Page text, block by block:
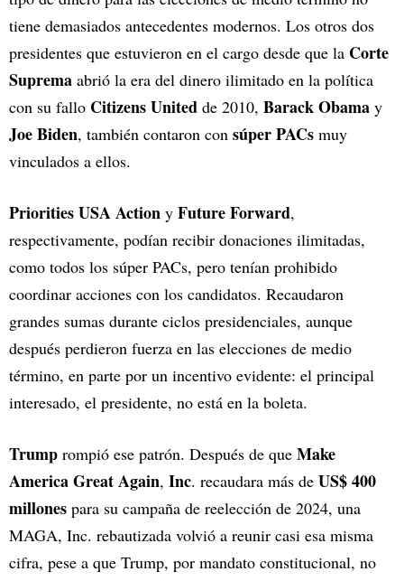
tiene demasiados antecedentes modernos. Los otros dos
presidentes que estuvieron en el cargo desde que la Corte
Suprema abrió la era del dinero ilimitado en la política
con su fallo Citizens United de 2010, Barack Obama y
Joe Biden, también contaron con súper PACs muy
vinculados a ellos.
Priorities USA Action y Future Forward,
respectivamente, podían recibir donaciones ilimitadas,
como todos los súper PACs, pero tenían prohibido
coordinar acciones con los candidatos. Recaudaron
grandes sumas durante ciclos presidenciales, aunque
después perdieron fuerza en las elecciones de medio
término, en parte por un incentivo evidente: el principal
interesado, el presidente, no está en la boleta.
Trump rompió ese patrón. Después de que Make
America Great Again, Inc. recaudara más de US$ 400
millones para su campaña de reelección de 2024, una
MAGA, Inc. rebautizada volvió a reunir casi esa misma
cifra, pese a que Trump, por mandato constitucional, no